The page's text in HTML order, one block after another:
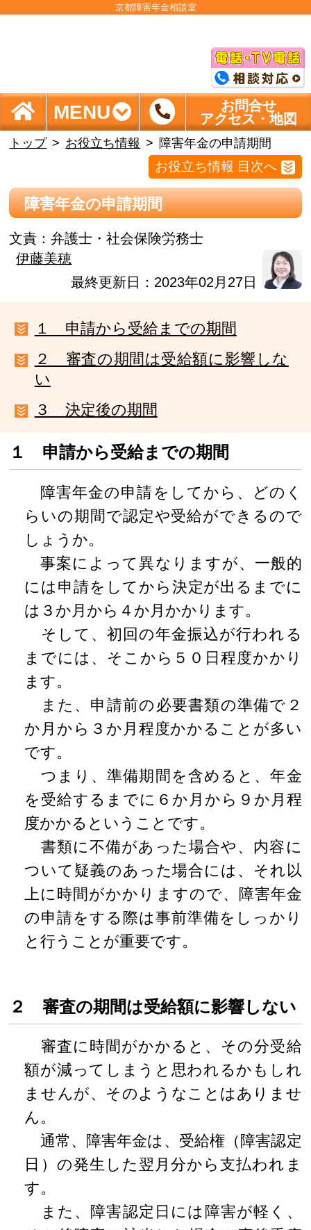
京都障害年金相談室
MENU
お問合せ
アクセス・地図
トップ お役立ち情報 障害年金の申請期間
お役立ち情報 目次へ
障害年金の申請期間
文責：弁護士・社会保険労務士
伊藤美穂
最終更新日：2023年02月27日
１ 申請から受給までの期間
２ 審査の期間は受給額に影響しな
い
３ 決定後の期間
１ 申請から受給までの期間
障害年金の申請をしてから、どのく
らいの期間で認定や受給ができるので
しょうか。
事案によって異なりますが、一般的
には申請をしてから決定が出るまでに
は３か月から４か月かかります。
そして、初回の年金振込が行われる
までには、そこから５０日程度かかり
ます。
また、申請前の必要書類の準備で２
か月から３か月程度かかることが多い
です。
つまり、準備期間を含めると、年金
を受給するまでに６か月から９か月程
度かかるということです。
書類に不備があった場合や、内容に
ついて疑義のあった場合には、それ以
上に時間がかかりますので、障害年金
の申請をする際は事前準備をしっかり
と行うことが重要です。
２ 審査の期間は受給額に影響しない
審査に時間がかかると、その分受給
額が減ってしまうと思われるかもしれ
ませんが、そのようなことはありませ
ん。
通常、障害年金は、受給権（障害認定
日）の発生した翌月分から支払われま
す。
また、障害認定日には障害が軽く、